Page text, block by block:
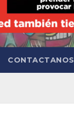
CONTACTANOS